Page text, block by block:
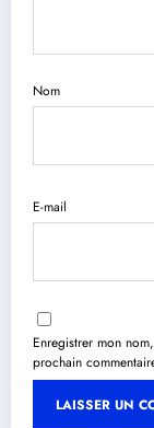
Nom
E-mail
Enregistrer mon
prochain